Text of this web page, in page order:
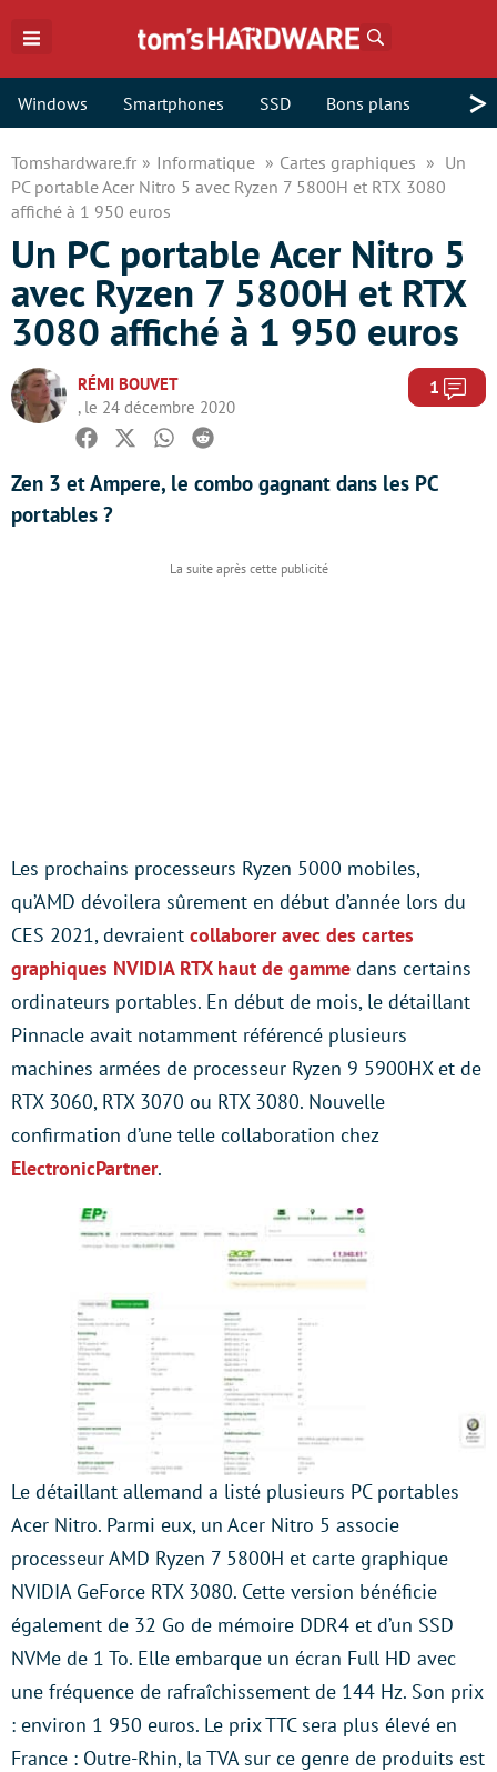
Windows Smartphones SSD Bons plans >
Tomshardware.fr Informatique Cartes graphiques
Un
PC portable Acer Nitro 5 avec Ryzen 7 5800H et RTX 3080
affiché à 1 950 euros
Un PC portable Acer Nitro 5
avec Ryzen 7 5800H et RTX
3080 affiché à 1 950 euros
RÉMI BOUVET
, le 24 décembre 2020
1
Facebook
TwitterWhatsapp
Reddit
Zen 3 et Ampere, le combo gagnant dans les PC
portables ?
Les prochains processeurs Ryzen 5000 mobiles,
qu’AMD dévoilera sûrement en début d’année lors du
CES 2021, devraient collaborer avec des cartes
graphiques NVIDIA RTX haut de gamme dans certains
ordinateurs portables. En début de mois, le détaillant
Pinnacle avait notamment référencé plusieurs
machines armées de processeur Ryzen 9 5900HX et de
RTX 3060, RTX 3070 ou RTX 3080. Nouvelle
confirmation d’une telle collaboration chez
ElectronicPartner.
Le détaillant allemand a listé plusieurs PC portables
Acer Nitro. Parmi eux, un Acer Nitro 5 associe
processeur AMD Ryzen 7 5800H et carte graphique
NVIDIA GeForce RTX 3080. Cette version bénéficie
également de 32 Go de mémoire DDR4 et d’un SSD
NVMe de 1 To. Elle embarque un écran Full HD avec
une fréquence de rafraîchissement de 144 Hz. Son prix
: environ 1 950 euros. Le prix TTC sera plus élevé en
France : Outre-Rhin, la TVA sur ce genre de produits est